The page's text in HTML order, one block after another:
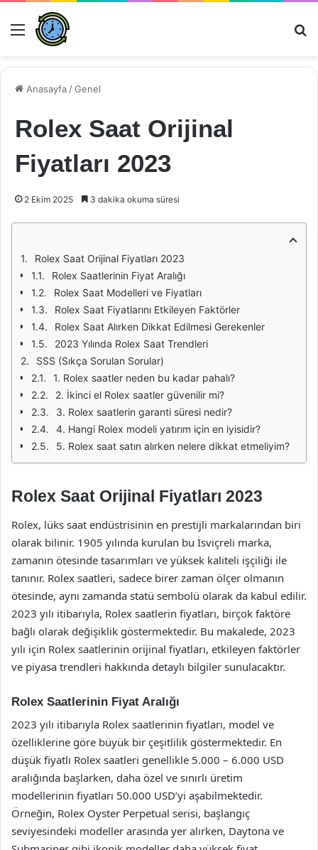
Menü
Anasayfa /Genel
Rolex Saat Orijinal
Fiyatları 2023
2 Ekim 2025 3 dakika okuma süresi
Rolex Saat Orijinal Fiyatları 2023
Rolex Saatlerinin Fiyat Aralığı
Rolex Saat Modelleri ve Fiyatları
Rolex Saat Fiyatlarını Etkileyen Faktörler
Rolex Saat Alırken Dikkat Edilmesi Gerekenler
2023 Yılında Rolex Saat Trendleri
SSS (Sıkça Sorulan Sorular)
1. Rolex saatler neden bu kadar pahalı?
2. İkinci el Rolex saatler güvenilir mi?
3. Rolex saatlerin garanti süresi nedir?
4. Hangi Rolex modeli yatırım için en iyisidir?
5. Rolex saat satın alırken nelere dikkat etmeliyim?
Rolex Saat Orijinal Fiyatları 2023
Rolex, lüks saat endüstrisinin en prestijli markalarından biri
olarak bilinir. 1905 yılında kurulan bu İsviçreli marka,
zamanın ötesinde tasarımları ve yüksek kaliteli işçiliği ile
tanınır. Rolex saatleri, sadece birer zaman ölçer olmanın
ötesinde, aynı zamanda statü sembolü olarak da kabul edilir.
2023 yılı itibarıyla, Rolex saatlerin fiyatları, birçok faktöre
bağlı olarak değişiklik göstermektedir. Bu makalede, 2023
yılı için Rolex saatlerinin orijinal fiyatları, etkileyen faktörler
ve piyasa trendleri hakkında detaylı bilgiler sunulacaktır.
Rolex Saatlerinin Fiyat Aralığı
2023 yılı itibarıyla Rolex saatlerinin fiyatları, model ve
özelliklerine göre büyük bir çeşitlilik göstermektedir. En
düşük fiyatlı Rolex saatleri genellikle 5.000 – 6.000 USD
aralığında başlarken, daha özel ve sınırlı üretim
modellerinin fiyatları 50.000 USD’yi aşabilmektedir.
Örneğin, Rolex Oyster Perpetual serisi, başlangıç
seviyesindeki modeller arasında yer alırken, Daytona ve